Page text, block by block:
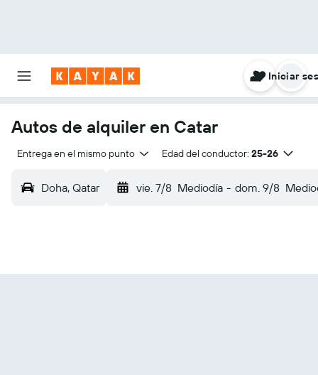
Iniciar
Autos de alquiler en Catar
Entrega en el mismo punto Edad del conductor: 25-26
Doha, Qatar vie. 7/8 Mediodía - dom. 9/8